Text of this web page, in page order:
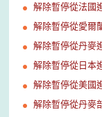
解除暫停從法國
解除暫停從愛爾
解除暫停從丹麥
解除暫停從日本
解除暫停從美國
解除暫停從丹麥